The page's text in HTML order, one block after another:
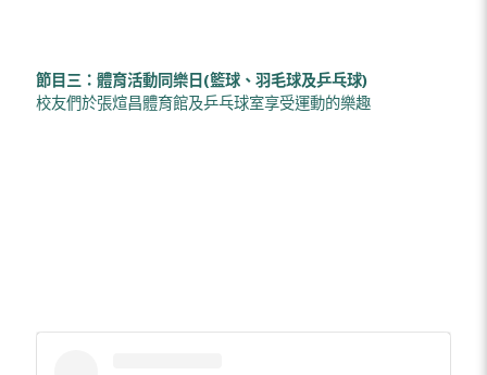
節目三：體育活動同樂日(籃球、羽毛球及乒乓球)
校友們於張煊昌體育館及乒乓球室享受運動的樂趣